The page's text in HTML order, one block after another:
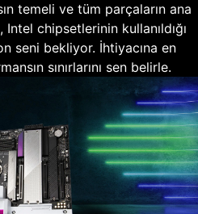
temeli ve tüm parçaların ana
chipsetlerinin kullanıldığı
seni bekliyor. İhtiyacına en
sınırlarını sen belirle.